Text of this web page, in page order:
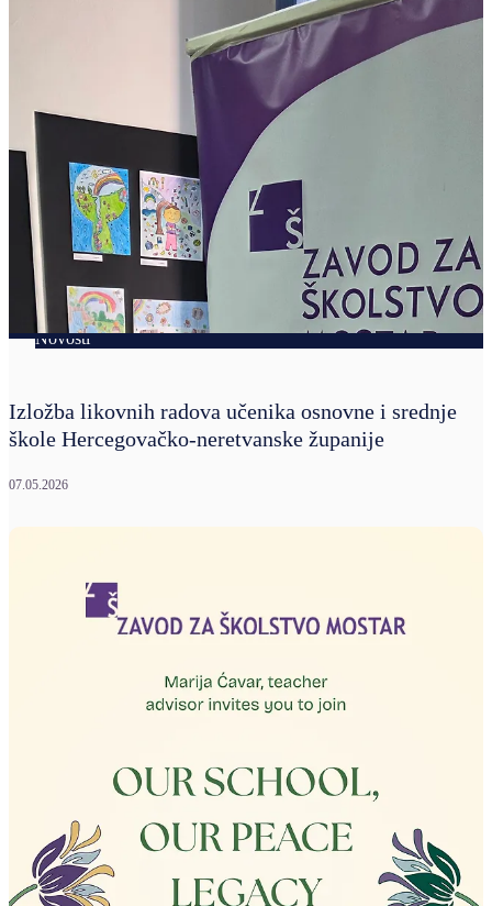
Novosti
Izložba likovnih radova učenika osnovne i srednje
škole Hercegovačko-neretvanske županije
07.05.2026